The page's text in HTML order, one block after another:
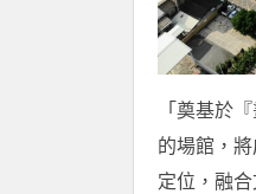
「奠基於
的場館，
定位，融